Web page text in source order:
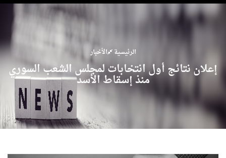
navigation
الرئيسية الأخبار
إعلان نتائج أول انتخابات لمجلس الشعب السوري
منذ إسقاط الأسد